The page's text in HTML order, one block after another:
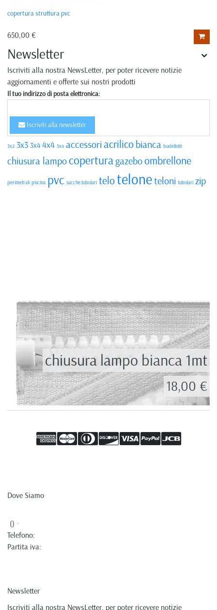
copertura struttura pvc
650,00 €
Newsletter
Iscriviti alla nostra NewsLetter, per poter ricevere notizie
aggiornamenti e offerte sui nostri prodotti
Il tuo indirizzo di posta elettronica:
Iscriviti alla newsletter
3x2 3x3 3x4 4x4 5x4 accessori acrilico bianca budellotti
chiusura lampo copertura gazeboombrellone
perimetrali piscina pvc sacche tubolari teloteloneteloni tubolari zip
chiusura lampo bianca 1mt
18,00 €
Dove Siamo
() ·
Telefono:
Partita iva:
Newsletter
Iscriviti alla nostra NewsLetter, per poter ricevere notizie